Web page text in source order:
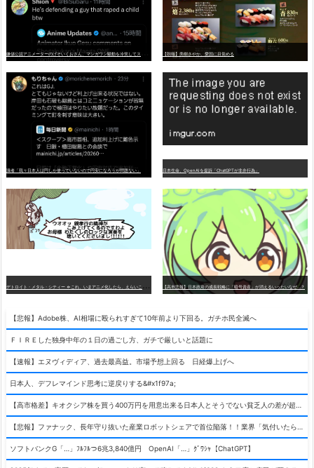
【朗報】美樹さやか、愛国に目覚める
識者「我々日本人は円しか使っていないので円安になろうが問題ない」 日本生命、OpenAIを提訴「ChatGPTが非弁行為」
【高市悲報】日本政府の成長戦略に「暗号資産」が消えるいったいなぜ…？
【悲報】Adobe株、AI相場に殴られすぎて10年前より下回る。ガチホ民全滅へ
ＦＩＲＥした独身中年の１日の過ごし方、ガチで厳しいと話題に
【速報】エヌヴィディア、過去最高益。市場予想上回る 日経爆上げへ
日本人、デフレマインド思考に逆戻りする&#x1f97a;
ソフトバンクG「…」ﾌﾙﾌﾙつ6兆3,840億円 OpenAI「…」ｸﾞﾜｼｬ【ChatGPT】